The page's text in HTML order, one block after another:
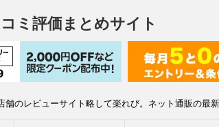
ミ評価まとめサイト
のレビューサイト略して楽れび。ネット通販の最